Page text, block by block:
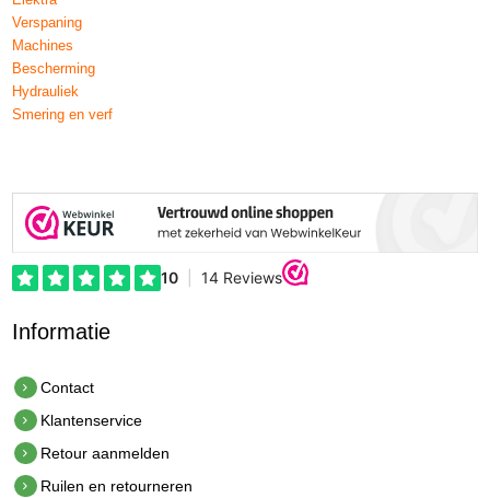
Verspaning
Machines
Bescherming
Hydrauliek
Smering en verf
Informatie
Contact
Klantenservice
Retour aanmelden
Ruilen en retourneren